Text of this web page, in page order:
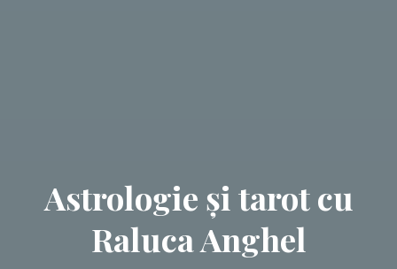
Astrologie și tarot cu
Raluca Anghel